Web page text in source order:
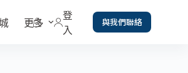
更多
登
入
與我們聯絡